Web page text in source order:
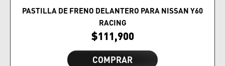
PASTILLA DE FRENO DELANTERO PARA NISSAN Y60
RACING
$111,900
COMPRAR